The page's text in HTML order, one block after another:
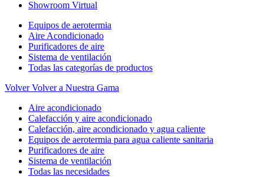
Showroom Virtual
Equipos de aerotermia
Aire Acondicionado
Purificadores de aire
Sistema de ventilación
Todas las categorías de productos
Volver Volver a Nuestra Gama
Aire acondicionado
Calefacción y aire acondicionado
Calefacción, aire acondicionado y agua caliente
Equipos de aerotermia para agua caliente sanitaria
Purificadores de aire
Sistema de ventilación
Todas las necesidades